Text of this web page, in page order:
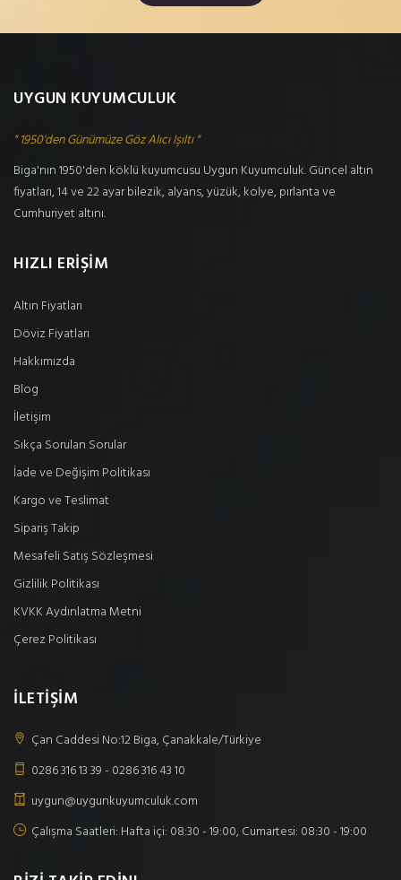
UYGUN KUYUMCULUK
" 1950'den Günümüze Göz Alıcı Işıltı "
Biga'nın 1950'den köklü kuyumcusu Uygun Kuyumculuk. Güncel altın
fiyatları, 14 ve 22 ayar bilezik, alyans, yüzük, kolye, pırlanta ve
Cumhuriyet altını.
HIZLI ERİŞİM
Altın Fiyatları
Döviz Fiyatları
Hakkımızda
Blog
İletişim
Sıkça Sorulan Sorular
İade ve Değişim Politikası
Kargo ve Teslimat
Sipariş Takip
Mesafeli Satış Sözleşmesi
Gizlilik Politikası
KVKK Aydınlatma Metni
Çerez Politikası
İLETİŞİM
Çan Caddesi No:12 Biga, Çanakkale/Türkiye
0286 316 13 39 - 0286 316 43 10
uygun@uygunkuyumculuk.com
Çalışma Saatleri: Hafta içi: 08:30 - 19:00, Cumartesi: 08:30 - 19:00